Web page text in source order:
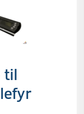
til